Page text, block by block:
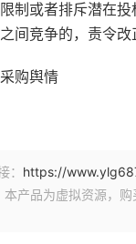
制或者排斥潜在
间竞争的，责令
购舆情
： https://
产品为虚拟资源，购